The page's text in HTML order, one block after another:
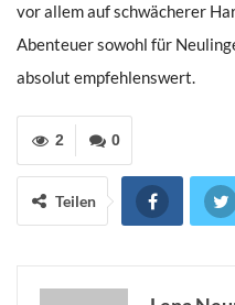
vor allem auf schwächerer
Abenteuer sowohl für
absolut empfehlenswert.
0
2
Teilen